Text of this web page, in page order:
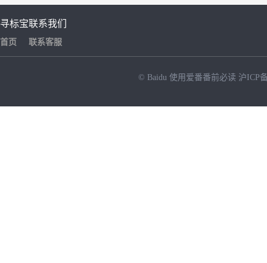
寻标宝
首页
联系我们
联系客服
© Baidu 使用爱番番前必读 沪ICP